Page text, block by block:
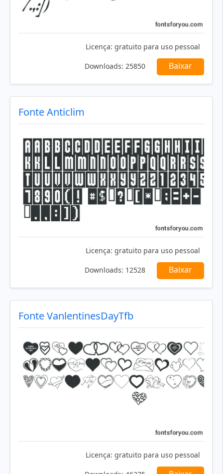
Licença: gratuito para uso pessoal
Downloads: 25850 Baixar
Fonte Anticlim
Licença: gratuito para uso pessoal
Downloads: 12528 Baixar
Fonte VanlentinesDayTfb
Licença: gratuito para uso pessoal